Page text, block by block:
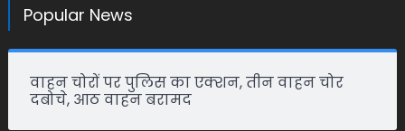
Popular News
वाहन चोरों पर पुलिस का एक्शन, तीन वाहन चोर
दबोचे, आठ वाहन बरामद